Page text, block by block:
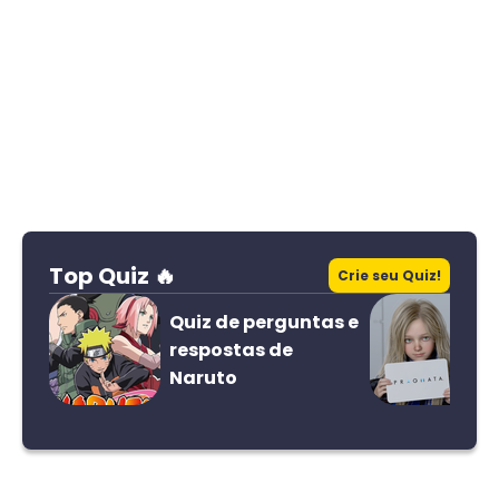
Top Quiz 🔥 Crie seu Quiz!
Quiz de perguntas e
respostas de
Naruto